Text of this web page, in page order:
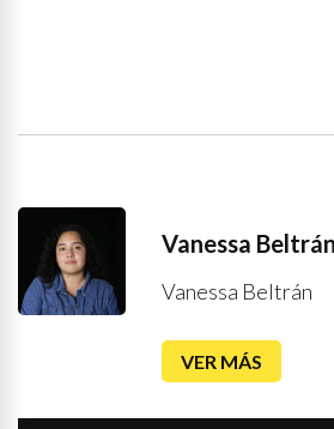
Vanessa Beltrán
Vanessa Beltrán
VER MÁS